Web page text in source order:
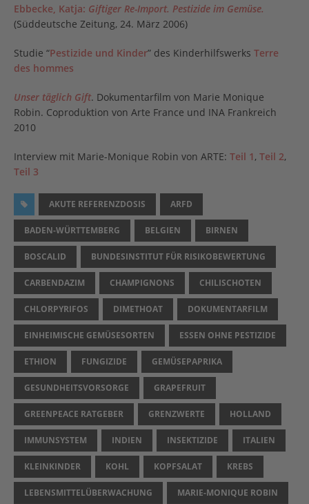
Ebbecke, Katja: Giftiger Re-Import. Pestizide im Gemüse.
(Süddeutsche Zeitung, 24. März 2006)
Studie “Pestizide und Kinder” des Kinderhilfswerks Terre
des hommes
Unser täglich Gift. Dokumentarfilm von Marie Monique
Robin. Coproduktion von Arte France und INA Frankreich
2010
Interview mit Marie-Monique Robin von ARTE: Teil 1 , Teil 2,
Teil 3
AKUTE REFERENZDOSIS ARFD
BADEN-WÜRTTEMBERG BELGIEN BIRNEN
BOSCALID BUNDESINSTITUT FÜR RISIKOBEWERTUNG
CARBENDAZIM CHAMPIGNONS CHILISCHOTEN
CHLORPYRIFOS DIMETHOAT DOKUMENTARFILM
EINHEIMISCHE GEMÜSESORTEN ESSEN OHNE PESTIZIDE
ETHION FUNGIZIDE GEMÜSEPAPRIKA
GESUNDHEITSVORSORGE GRAPEFRUIT
GREENPEACE RATGEBER GRENZWERTE HOLLAND
IMMUNSYSTEM INDIEN INSEKTIZIDE ITALIEN
KLEINKINDER KOHL KOPFSALAT KREBS
LEBENSMITTELÜBERWACHUNG MARIE-MONIQUE ROBIN